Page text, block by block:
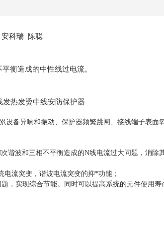
安科瑞 陈聪
衡造成的中性线过电流。
备异响和振动、保护器频繁跳闸、接线端子表面
谐波和三相不平衡造成的N线电流过大问题，消除
流突变，谐波电流突变的抑*功能；
，实现综合节能。同时可以提高系统的元件使用寿